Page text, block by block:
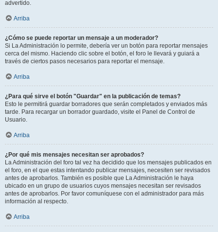
advertido.
Arriba
¿Cómo se puede reportar un mensaje a un moderador?
Si La Administración lo permite, debería ver un botón para reportar mensajes
cerca del mismo. Haciendo clic sobre el botón, el foro le llevará y guiará a
través de ciertos pasos necesarios para reportar el mensaje.
Arriba
¿Para qué sirve el botón "Guardar" en la publicación de temas?
Esto le permitirá guardar borradores que serán completados y enviados más
tarde. Para recargar un borrador guardado, visite el Panel de Control de
Usuario.
Arriba
¿Por qué mis mensajes necesitan ser aprobados?
La Administración del foro tal vez ha decidido que los mensajes publicados en
el foro, en el que estas intentando publicar mensajes, necesiten ser revisados
antes de aprobarlos. También es posible que La Administración le haya
ubicado en un grupo de usuarios cuyos mensajes necesitan ser revisados
antes de aprobarlos. Por favor comuníquese con el administrador para más
información al respecto.
Arriba